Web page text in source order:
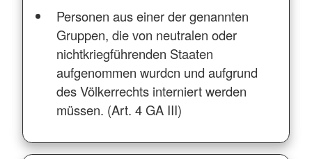
Personen aus einer der genannten
Gruppen, die von neutralen oder
nichtkriegführenden Staaten
aufgenommen wurdcn und aufgrund
des Völkerrechts interniert werden
müssen. (Art. 4 GA III)